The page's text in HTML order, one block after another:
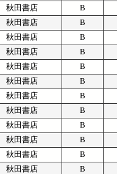
秋田書店 B
秋田書店 B
秋田書店 B
秋田書店 B
秋田書店 B
秋田書店 B
秋田書店 B
秋田書店 B
秋田書店 B
秋田書店 B
秋田書店 B
秋田書店 B